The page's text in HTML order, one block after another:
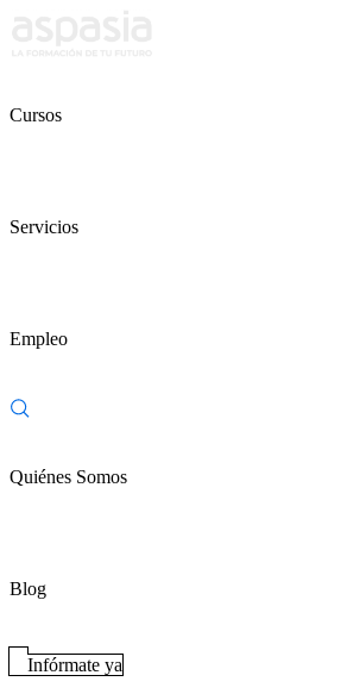
Cursos
Servicios
Empleo
Quiénes Somos
Blog
Infórmate ya